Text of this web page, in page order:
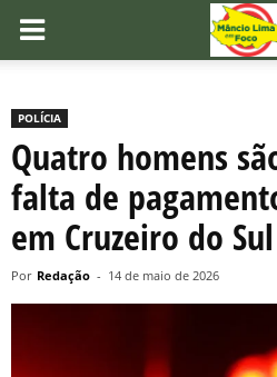
POLÍCIA
Quatro homens
falta de
em Cruzeiro do Sul
Por Redação - 14 de maio de 2026